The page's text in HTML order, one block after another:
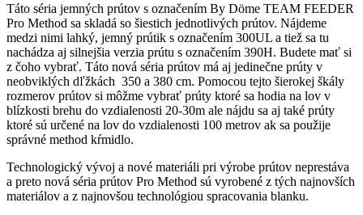
Táto séria jemných prútov s označením By Döme TEAM FEEDER
Pro Method sa skladá so šiestich jednotlivých prútov. Nájdeme
medzi nimi lahký, jemný prútik s označením 300UL a tiež sa tu
nachádza aj silnejšia verzia prútu s označením 390H. Budete mať si
z čoho vybrať. Táto nová séria prútov má aj jedinečne prúty v
neobviklých dľžkách 350 a 380 cm. Pomocou tejto šierokej škály
rozmerov prútov si môžme vybrať prúty ktoré sa hodia na lov v
blízkosti brehu do vzdialenosti 20-30m ale nájdu sa aj také prúty
ktoré sú určené na lov do vzdialenosti 100 metrov ak sa použije
správné method kŕmidlo.
Technologický vývoj a nové materiáli pri výrobe prútov neprestáva
a preto nová séria prútov Pro Method sú vyrobené z tých najnovších
materiálov a z najnovšou technológiou spracovania blanku.